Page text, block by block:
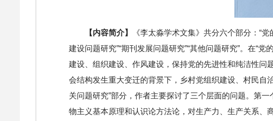
【内容简介】
《李太淼学术文集》共分六个部分：“
建设问题研究”“期刊发展问题研究”“其他问题研究”。在“
建设、组织建设、作风建设，保持党的先进性和纯洁性
会结构发生重大变迁的背景下，乡村党组织建设、村民自
关问题研究”部分，作者主要探讨了三个层面的问题。第
物主义基本原理和认识论方法论，对生产力、生产关系、